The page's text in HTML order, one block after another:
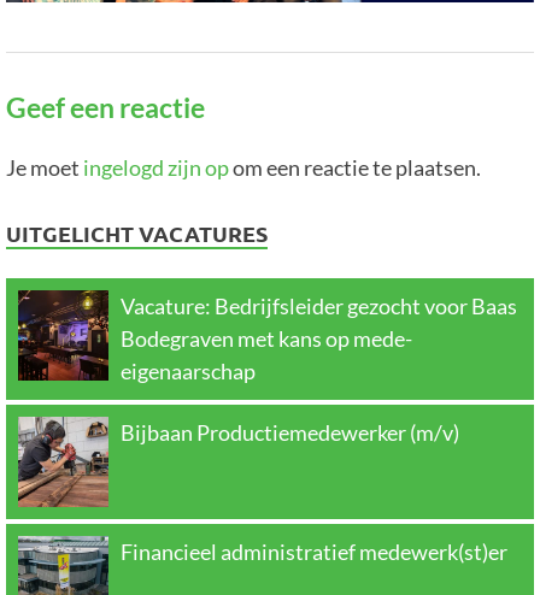
Geef een reactie
Je moet ingelogd zijn opom een reactie te plaatsen.
UITGELICHT VACATURES
Vacature: Bedrijfsleider gezocht voor Baas
Bodegraven met kans op mede-
eigenaarschap
Bijbaan Productiemedewerker (m/v)
Financieel administratief medewerk(st)er